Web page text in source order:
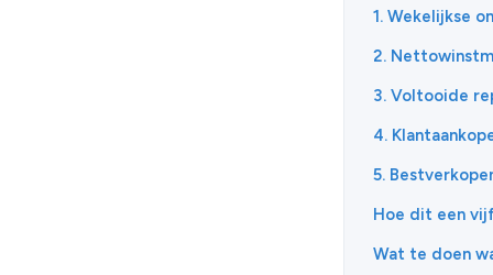
1. Wekelijkse
2.
3. Voltooide
4.
5.
Hoe dit een
Wat te doen